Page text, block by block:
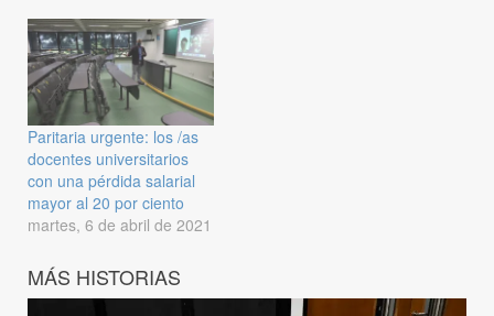
Paritaria urgente: los /as
docentes universitarios
con una pérdida salarial
mayor al 20 por ciento
martes, 6 de abril de 2021
MÁS HISTORIAS